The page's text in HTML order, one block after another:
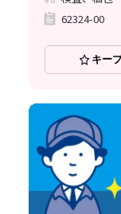
62324-00
キー